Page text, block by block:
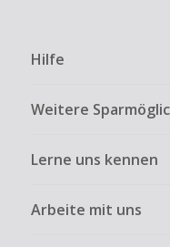
Hilfe
Weitere
Lerne uns kennen
Arbeite mit uns